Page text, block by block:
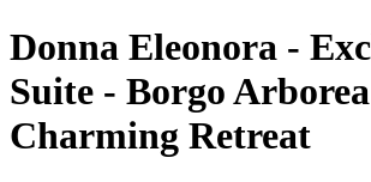
Donna Eleonora -
Suite - Borgo Arborea
Charming Retreat